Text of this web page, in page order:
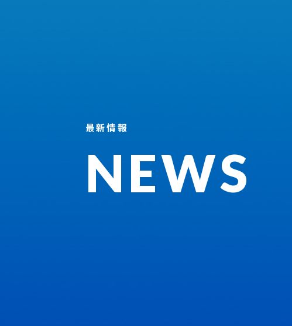
NEWS
最新情報